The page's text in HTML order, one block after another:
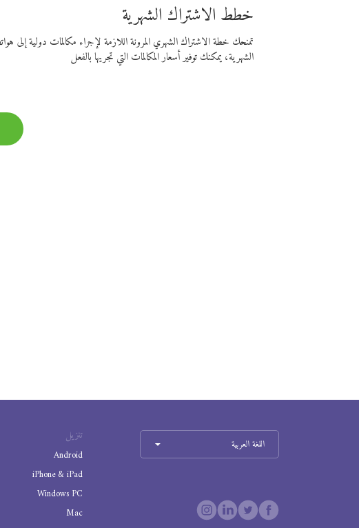
خطط الاشتراك الشهرية
تمنحك خطة الاشتراك الشهري المرونة اللازمة لإجراء مكالمات دولية
الشهرية، يمكنك توفير أسعار المكالمات التي تجريها بالفعل
تنزيل
Android
iPhone & iPad
Windows PC
Mac
اللغة العربية